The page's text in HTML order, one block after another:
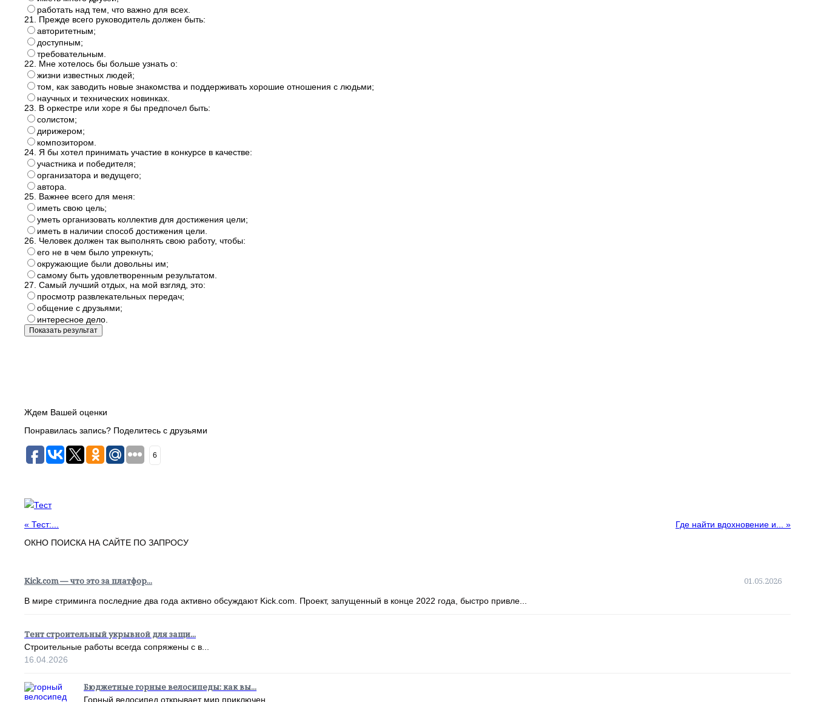
работать над тем, что важно для всех.
21. Прежде всего руководитель должен быть:
авторитетным;
доступным;
требовательным.
22. Мне хотелось бы больше узнать о:
жизни известных людей;
том, как заводить новые знакомства и поддерживать хорошие отношения с людьми;
научных и технических новинках.
23. В оркестре или хоре я бы предпочел быть:
солистом;
дирижером;
композитором.
24. Я бы хотел принимать участие в конкурсе в качестве:
участника и победителя;
организатора и ведущего;
автора.
25. Важнее всего для меня:
иметь свою цель;
уметь организовать коллектив для достижения цели;
иметь в наличии способ достижения цели.
26. Человек должен так выполнять свою работу, чтобы:
его не в чем было упрекнуть;
окружающие были довольны им;
самому быть удовлетворенным результатом.
27. Самый лучший отдых, на мой взгляд, это:
просмотр развлекательных передач;
общение с друзьями;
интересное дело.
Ждем Вашей оценки
Понравилась запись? Поделитесь с друзьями
6
Тест
« Тест:... Где найти вдохновение и... »
ОКНО ПОИСКА НА САЙТЕ ПО ЗАПРОСУ
Kick.com — что это за платфор... 01.05.2026
В мире стриминга последние два года активно обсуждают Kick.com. Проект, запущенный в конце 2022 года, быстро привле...
Тент строительный укрывной для защи...
Строительные работы всегда сопряжены с в...
16.04.2026
Бюджетные горные велосипеды: как вы...
Горный велосипед открывает мир приключен...